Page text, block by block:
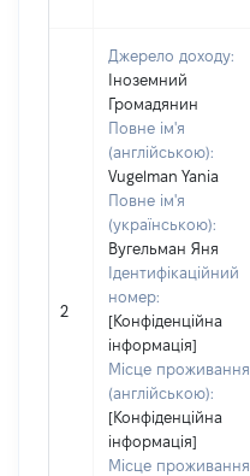
2
Джерело доходу:
Іноземний
Громадянин
Повне ім'я
(англійською):
Vugelman Yania
Повне ім'я
(українською):
Вугельман Яня
Ідентифікаційний
номер:
[Конфіденційна
інформація]
Місце проживання
(англійською):
[Конфіденційна
інформація]
Місце проживання